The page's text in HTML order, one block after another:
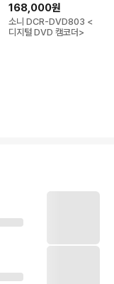
168,000원
소니 DCR-DVD803 <
디지털 DVD 캠코더>